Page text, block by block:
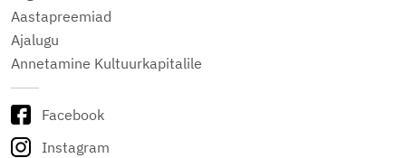
Aastapreemiad
Ajalugu
Annetamine Kultuurkapitalile
Facebook
Instagram